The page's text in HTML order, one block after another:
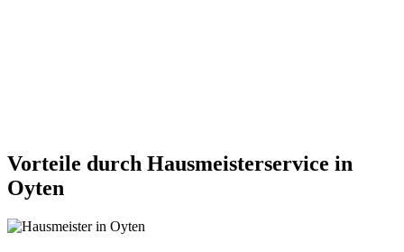
Vorteile durch Hausmeisterservice in
Oyten